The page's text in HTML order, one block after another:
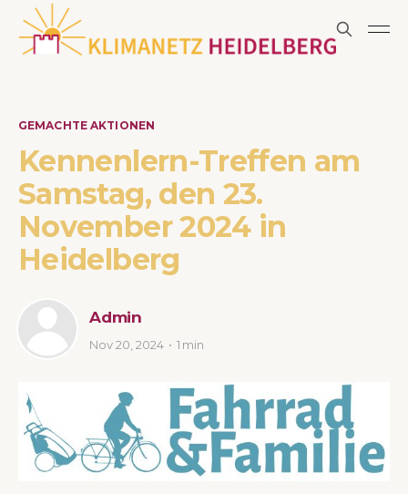
GEMACHTE AKTIONEN
Kennenlern-Treffen am
Samstag, den 23.
November 2024 in
Heidelberg
Admin
Nov 20, 2024 1 min